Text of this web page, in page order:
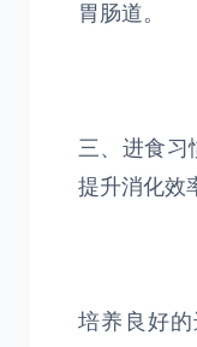
胃肠道。
三、进食习
提升消化效
培养良好